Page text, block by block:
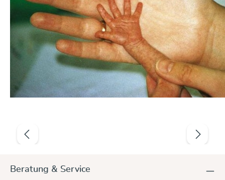
Produktgalerie überspringen
Beratung & Service